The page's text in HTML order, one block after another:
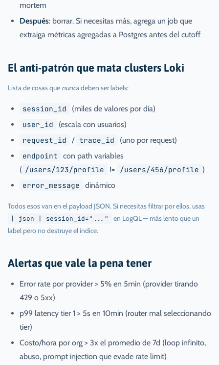
mortem
Después: borrar. Si necesitas más, agrega un job que
extraiga métricas agregadas a Postgres antes del cutoff
El anti-patrón que mata clusters Loki
Lista de cosas que nuncadeben ser labels:
session_id
(miles de valores por día)
user_id
(escala con usuarios)
request_id
/ trace_id
(uno por request)
endpoint
con path variables
( /users/123/profile != /users/456/profile )
error_message
dinámico
Todos esos van en el payload JSON. Si necesitas filtrar por ellos, usas
| json | session_id="..."
en LogQL — más lento que un
label pero no destruye el índice.
Alertas que vale la pena tener
Error rate por provider > 5% en 5min (provider tirando
429 o 5xx)
p99 latency tier 1 > 5s en 10min (router mal seleccionando
tier)
Costo/hora por org > 3x el promedio de 7d (loop infinito,
abuso, prompt injection que evade rate limit)